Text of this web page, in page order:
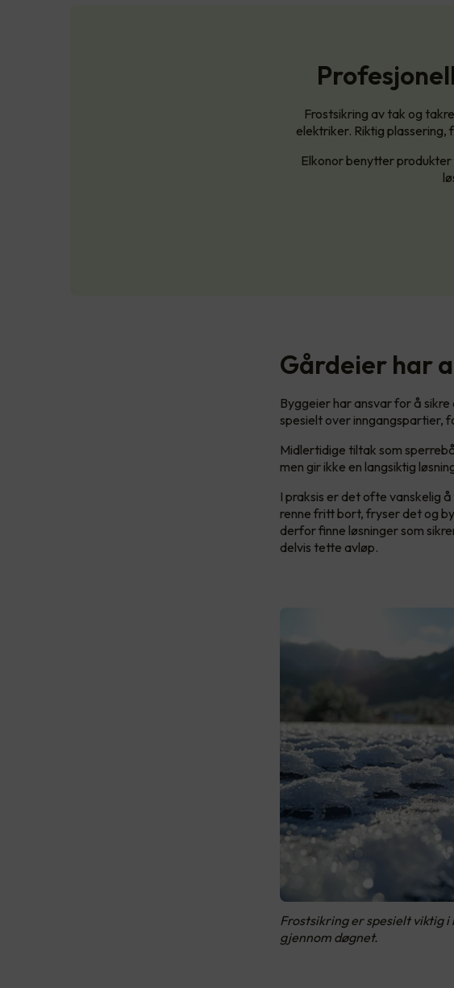
Frostsikring av tak og
elektriker. Riktig
Elkonor benytter
Gårdeier har
Byggeier har ansvar for å
spesielt over inngangspartier,
Midlertidige tiltak som
men gir ikke en langsiktig
I praksis er det ofte vanskelig
renne fritt bort, fryser det og
derfor finne løsninger som
delvis tette avløp.
Frostsikring er spesielt viktig
gjennom døgnet.